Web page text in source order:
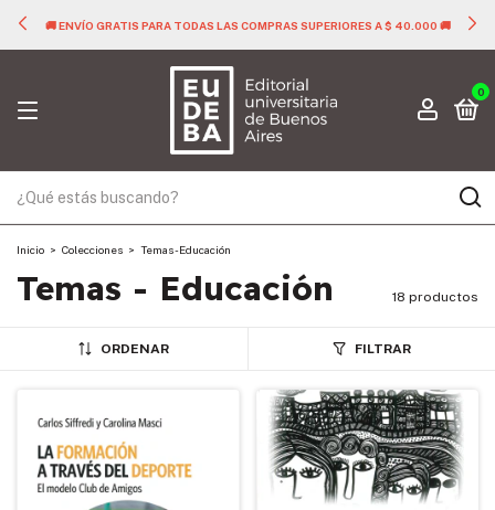
🚚 ENVÍO GRATIS PARA TODAS LAS COMPRAS SUPERIORES A $ 40.000 🚚
0
Inicio > Colecciones > Temas - Educación
Temas - Educación 18 productos
ORDENAR FILTRAR